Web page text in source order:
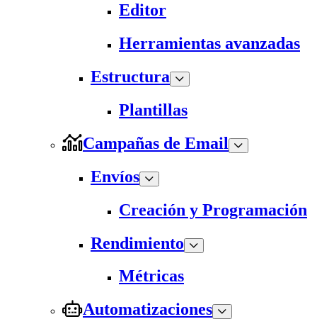
Editor
Herramientas avanzadas
Estructura
Plantillas
Campañas de Email
Envíos
Creación y Programación
Rendimiento
Métricas
Automatizaciones